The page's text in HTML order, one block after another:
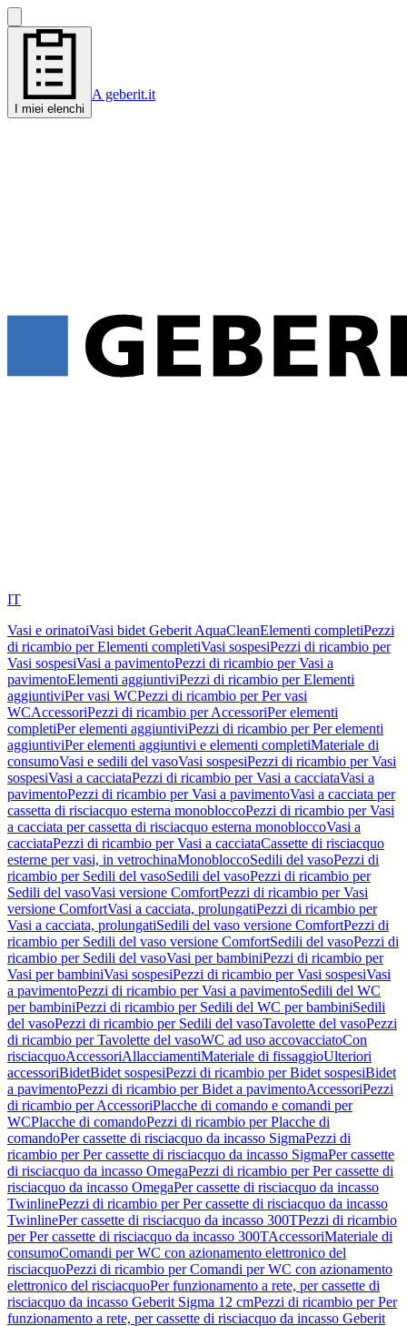
I miei elenchi
A geberit.it
IT
Vasi e orinatoiVasi bidet Geberit AquaCleanElementi completiPezzi
di ricambio per Elementi completiVasi sospesiPezzi di ricambio per
Vasi sospesiVasi a pavimentoPezzi di ricambio per Vasi a
pavimentoElementi aggiuntiviPezzi di ricambio per Elementi
aggiuntiviPer vasi WCPezzi di ricambio per Per vasi
WCAccessoriPezzi di ricambio per AccessoriPer elementi
completiPer elementi aggiuntiviPezzi di ricambio per Per elementi
aggiuntiviPer elementi aggiuntivi e elementi completiMateriale di
consumoVasi e sedili del vasoVasi sospesiPezzi di ricambio per Vasi
sospesiVasi a cacciataPezzi di ricambio per Vasi a cacciataVasi a
pavimentoPezzi di ricambio per Vasi a pavimentoVasi a cacciata per
cassetta di risciacquo esterna monobloccoPezzi di ricambio per Vasi
a cacciata per cassetta di risciacquo esterna monobloccoVasi a
cacciataPezzi di ricambio per Vasi a cacciataCassette di risciacquo
esterne per vasi, in vetrochinaMonobloccoSedili del vasoPezzi di
ricambio per Sedili del vasoSedili del vasoPezzi di ricambio per
Sedili del vasoVasi versione ComfortPezzi di ricambio per Vasi
versione ComfortVasi a cacciata, prolungatiPezzi di ricambio per
Vasi a cacciata, prolungatiSedili del vaso versione ComfortPezzi di
ricambio per Sedili del vaso versione ComfortSedili del vasoPezzi di
ricambio per Sedili del vasoVasi per bambiniPezzi di ricambio per
Vasi per bambiniVasi sospesiPezzi di ricambio per Vasi sospesiVasi
a pavimentoPezzi di ricambio per Vasi a pavimentoSedili del WC
per bambiniPezzi di ricambio per Sedili del WC per bambiniSedili
del vasoPezzi di ricambio per Sedili del vasoTavolette del vasoPezzi
di ricambio per Tavolette del vasoWC ad uso accovacciatoCon
risciacquoAccessoriAllacciamentiMateriale di fissaggioUlteriori
accessoriBidetBidet sospesiPezzi di ricambio per Bidet sospesiBidet
a pavimentoPezzi di ricambio per Bidet a pavimentoAccessoriPezzi
di ricambio per AccessoriPlacche di comando e comandi per
WCPlacche di comandoPezzi di ricambio per Placche di
comandoPer cassette di risciacquo da incasso SigmaPezzi di
ricambio per Per cassette di risciacquo da incasso SigmaPer cassette
di risciacquo da incasso OmegaPezzi di ricambio per Per cassette di
risciacquo da incasso OmegaPer cassette di risciacquo da incasso
TwinlinePezzi di ricambio per Per cassette di risciacquo da incasso
TwinlinePer cassette di risciacquo da incasso 300TPezzi di ricambio
per Per cassette di risciacquo da incasso 300TAccessoriMateriale di
consumoComandi per WC con azionamento elettronico del
risciacquoPezzi di ricambio per Comandi per WC con azionamento
elettronico del risciacquoPer funzionamento a rete, per cassette di
risciacquo da incasso Geberit Sigma 12 cmPezzi di ricambio per Per
funzionamento a rete, per cassette di risciacquo da incasso Geberit